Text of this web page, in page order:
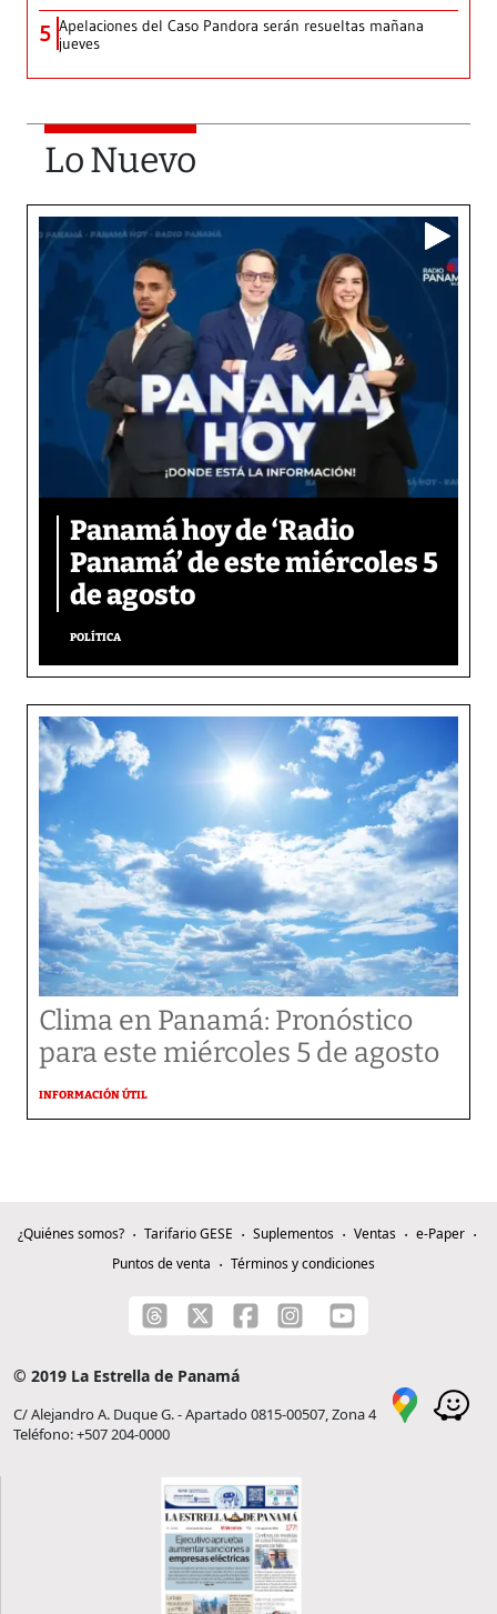
5 Apelaciones del Caso Pandora serán resueltas mañana
jueves
Lo Nuevo
Panamá hoy de ‘Radio
Panamá’ de este miércoles 5
de agosto
POLÍTICA
Clima en Panamá: Pronóstico
para este miércoles 5 de agosto
INFORMACIÓN ÚTIL
¿Quiénes somos? Tarifario GESE Suplementos Ventas
e-Paper
Puntos de venta
Términos y condiciones
© 2019 La Estrella de Panamá
C/ Alejandro A. Duque G. - Apartado 0815-00507, Zona 4
Teléfono: +507 204-0000